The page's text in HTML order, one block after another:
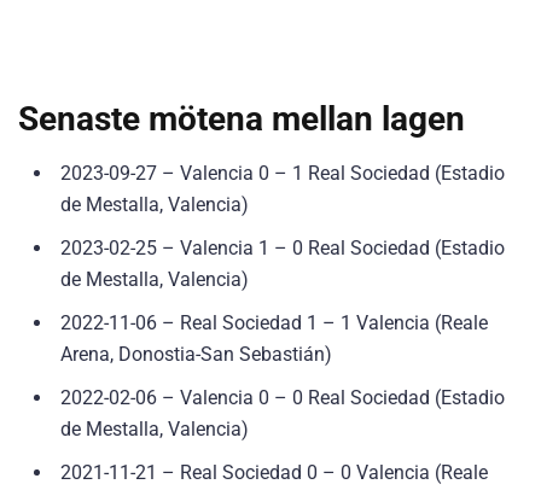
Senaste mötena mellan lagen
2023-09-27 – Valencia 0 – 1 Real Sociedad (Estadio
de Mestalla, Valencia)
2023-02-25 – Valencia 1 – 0 Real Sociedad (Estadio
de Mestalla, Valencia)
2022-11-06 – Real Sociedad 1 – 1 Valencia (Reale
Arena, Donostia-San Sebastián)
2022-02-06 – Valencia 0 – 0 Real Sociedad (Estadio
de Mestalla, Valencia)
2021-11-21 – Real Sociedad 0 – 0 Valencia (Reale